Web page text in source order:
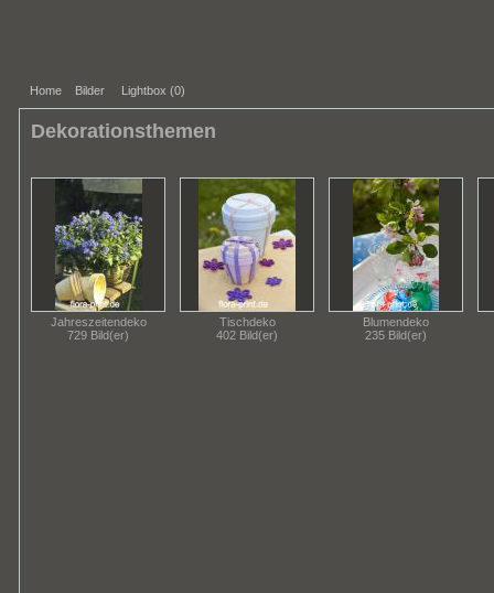
Home Bilder Lightbox (0)
Dekorationsthemen
Jahreszeitendeko
729 Bild(er)
Tischdeko
402 Bild(er)
Blumendeko
235 Bild(er)